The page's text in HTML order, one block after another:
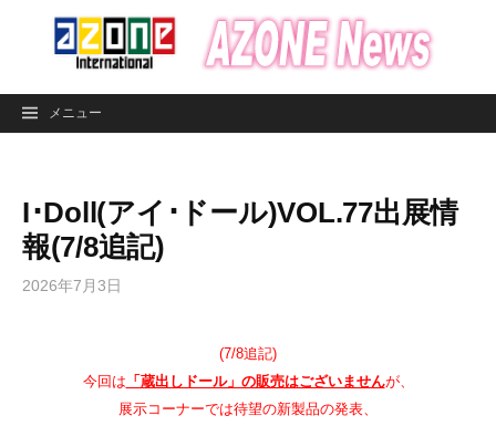
ン
メニュー
I･Doll(アイ･ドール)VOL.77出展情
報(7/8追記)
2026年7月3日
(7/8追記)
今回は 「蔵出しドール」の販売はございませんが、
展示コーナーでは待望の新製品の発表、